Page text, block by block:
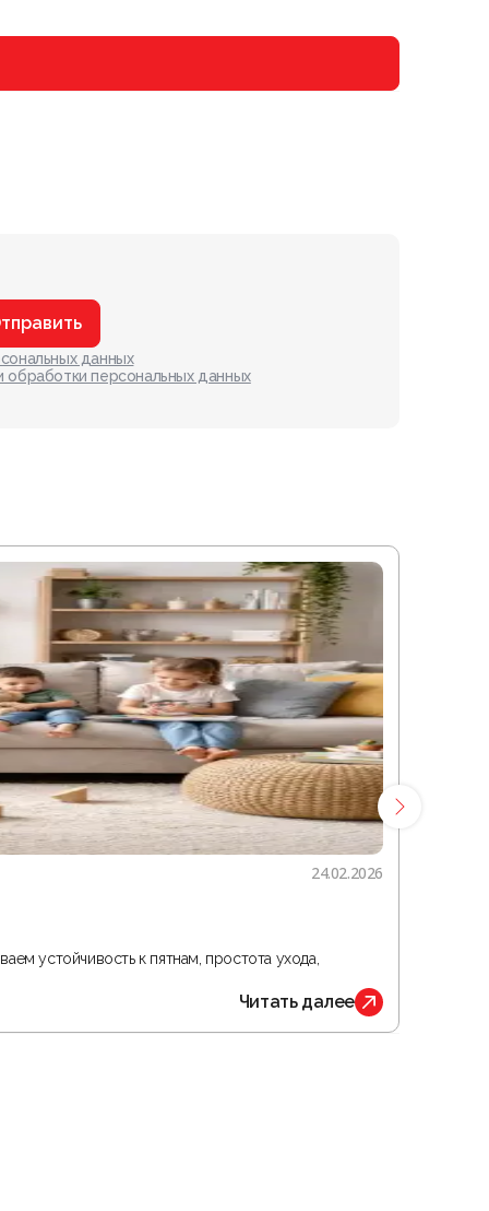
данных
обработки персональных данных
24.02.2026
устойчивость к пятнам, простота ухода,
Читать далее